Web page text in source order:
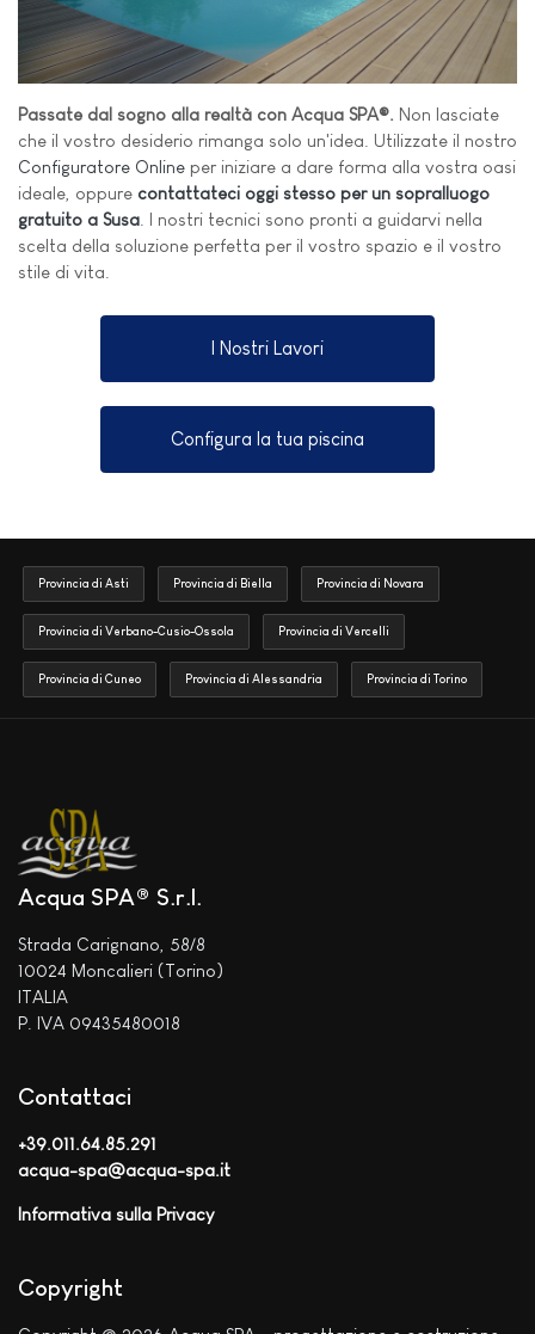
Passate dal sogno alla realtà con Acqua SPA®. Non lasciate
che il vostro desiderio rimanga solo un'idea. Utilizzate il nostro
Configuratore Online per iniziare a dare forma alla vostra oasi
ideale, oppure contattateci oggi stesso per un sopralluogo
gratuito a Susa . I nostri tecnici sono pronti a guidarvi nella
scelta della soluzione perfetta per il vostro spazio e il vostro
stile di vita.
I Nostri Lavori
Configura la tua piscina
Provincia di Asti Provincia di Biella Provincia di Novara
Provincia di Verbano-Cusio-Ossola Provincia di Vercelli
Provincia di Cuneo Provincia di Alessandria Provincia di Torino
Acqua SPA® S.r.l.
Strada Carignano, 58/8
10024 Moncalieri (Torino)
ITALIA
P. IVA 09435480018
Contattaci
+39.011.64.85.291
acqua-spa@acqua-spa.it
Informativa sulla Privacy
Copyright